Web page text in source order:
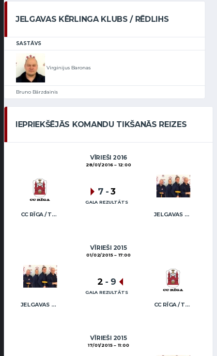
JELGAVAS KĒRLINGA KLUBS / RĒDLIHS
SASTĀVS
Virginijus Baronas
Bruno Bārzdainis
IEPRIEKŠĒJĀS KOMANDU TIKŠANĀS REIZES
VĪRIEŠI 2016
28/01/2016 12:00
CC RĪGA / TRUKŠĀNS JELGAVAS KĒRLINGA KLUBS / RĒDLIHS
7 -3
GALA REZULTĀTS
VĪRIEŠI 2015
01/02/2015 17:00
JELGAVAS KĒRLINGA KLUBS / RĒDLIHS CC RĪGA / TRUKŠĀNS
2 - 9
GALA REZULTĀTS
VĪRIEŠI 2015
17/01/2015 11:00